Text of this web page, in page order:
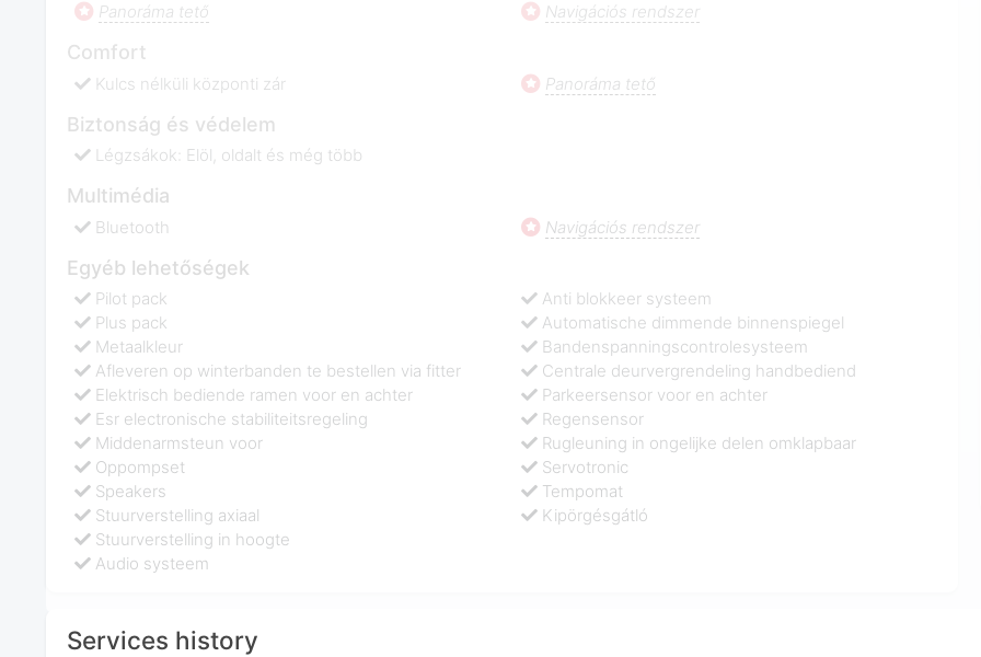
Panoráma tető Navigációs rendszer
Comfort
Kulcs nélküli központi zár Panoráma tető
Biztonság és védelem
Légzsákok: Elöl, oldalt és még több
Multimédia
Bluetooth Navigációs rendszer
Egyéb lehetőségek
Pilot pack
Plus pack
Metaalkleur
Afleveren op winterbanden te bestellen via fitter
Anti blokkeer systeem
Automatische dimmende binnenspiegel
Bandenspanningscontrolesysteem
Centrale deurvergrendeling handbediend
Elektrisch bediende ramen voor en achter
Esr electronische stabiliteitsregeling
Middenarmsteun voor
Oppompset
Parkeersensor voor en achter
Regensensor
Rugleuning in ongelijke delen omklapbaar
Servotronic
Speakers
Stuurverstelling axiaal
Stuurverstelling in hoogte
Audio systeem
Tempomat
Kipörgésgátló
Services history